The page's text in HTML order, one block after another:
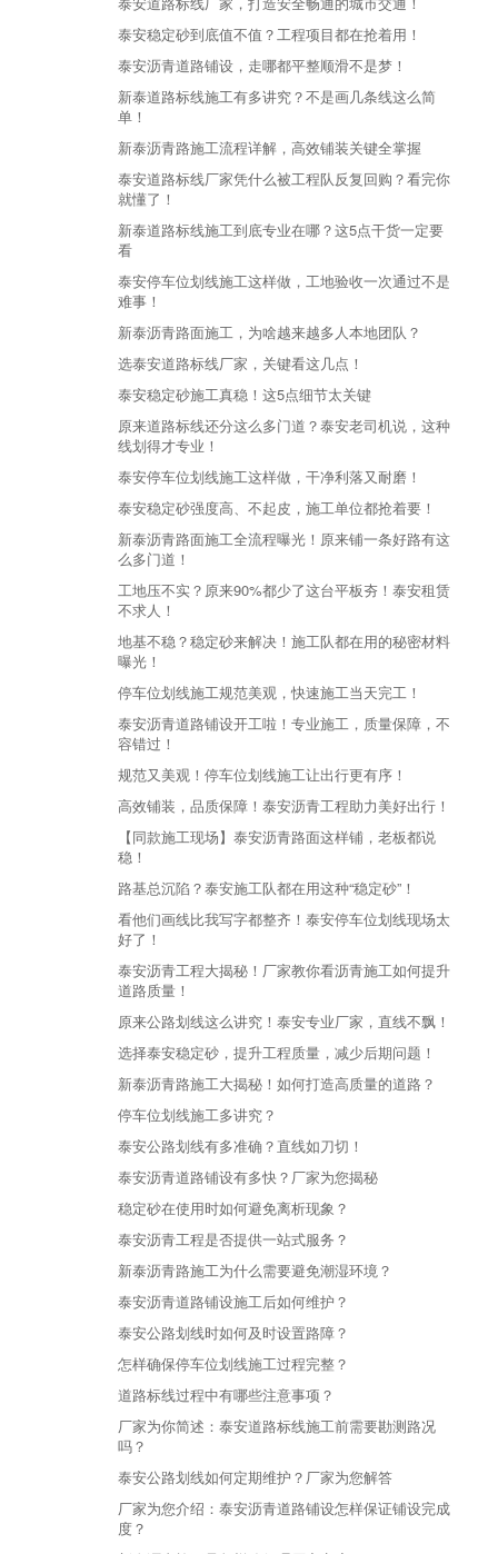
泰安稳定砂到底值不值？工程项目都在抢着用！
泰安沥青道路铺设，走哪都平整顺滑不是梦！
新泰道路标线施工有多讲究？不是画几条线这么简
单！
新泰沥青路施工流程详解，高效铺装关键全掌握
泰安道路标线厂家凭什么被工程队反复回购？看完你
就懂了！
新泰道路标线施工到底专业在哪？这5点干货一定要
看
泰安停车位划线施工这样做，工地验收一次通过不是
难事！
新泰沥青路面施工，为啥越来越多人本地团队？
选泰安道路标线厂家，关键看这几点！
泰安稳定砂施工真稳！这5点细节太关键
原来道路标线还分这么多门道？泰安老司机说，这种
线划得才专业！
泰安停车位划线施工这样做，干净利落又耐磨！
泰安稳定砂强度高、不起皮，施工单位都抢着要！
新泰沥青路面施工全流程曝光！原来铺一条好路有这
么多门道！
工地压不实？原来90%都少了这台平板夯！泰安租赁
不求人！
地基不稳？稳定砂来解决！施工队都在用的秘密材料
曝光！
停车位划线施工规范美观，快速施工当天完工！
泰安沥青道路铺设开工啦！专业施工，质量保障，不
容错过！
规范又美观！停车位划线施工让出行更有序！
高效铺装，品质保障！泰安沥青工程助力美好出行！
【同款施工现场】泰安沥青路面这样铺，老板都说
稳！
路基总沉陷？泰安施工队都在用这种“稳定砂”！
看他们画线比我写字都整齐！泰安停车位划线现场太
好了！
泰安沥青工程大揭秘！厂家教你看沥青施工如何提升
道路质量！
原来公路划线这么讲究！泰安专业厂家，直线不飘！
选择泰安稳定砂，提升工程质量，减少后期问题！
新泰沥青路施工大揭秘！如何打造高质量的道路？
停车位划线施工多讲究？
泰安公路划线有多准确？直线如刀切！
泰安沥青道路铺设有多快？厂家为您揭秘
稳定砂在使用时如何避免离析现象？
泰安沥青工程是否提供一站式服务？
新泰沥青路施工为什么需要避免潮湿环境？
泰安沥青道路铺设施工后如何维护？
泰安公路划线时如何及时设置路障？
怎样确保停车位划线施工过程完整？
道路标线过程中有哪些注意事项？
厂家为你简述：泰安道路标线施工前需要勘测路况
吗？
泰安公路划线如何定期维护？厂家为您解答
厂家为您介绍：泰安沥青道路铺设怎样保证铺设完成
度？